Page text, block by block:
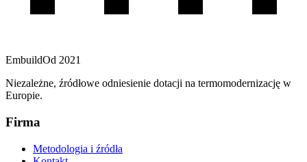
EmbuildOd 2021
Niezależne, źródłowe odniesienie dotacji na termomodernizację w
Europie.
Firma
Metodologia i źródła